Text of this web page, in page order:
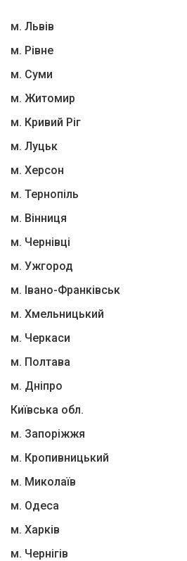
м. Львів
м. Рівне
м. Суми
м. Житомир
м. Кривий Ріг
м. Луцьк
м. Херсон
м. Тернопіль
м. Вінниця
м. Чернівці
м. Ужгород
м. Івано-Франківськ
м. Хмельницький
м. Черкаси
м. Полтава
м. Дніпро
Київська обл.
м. Запоріжжя
м. Кропивницький
м. Миколаїв
м. Одеса
м. Харків
м. Чернігів